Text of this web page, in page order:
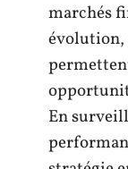
marchés
évolution,
En